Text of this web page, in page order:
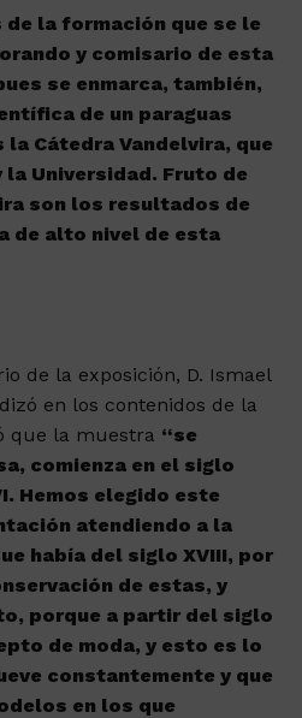
de la formación que se le
y comisario de esta
se enmarca, también,
de un paraguas
la Cátedra Vandelvira, que
la Universidad. Fruto de
son los resultados de
de alto nivel de esta
de la exposición, D. Ismael
en los contenidos de la
que la muestra “se
comienza en el siglo
Hemos elegido este
atendiendo a la
había del siglo XVIII, por
de estas, y
porque a partir del siglo
de moda, y esto es lo
constantemente y que
en los que